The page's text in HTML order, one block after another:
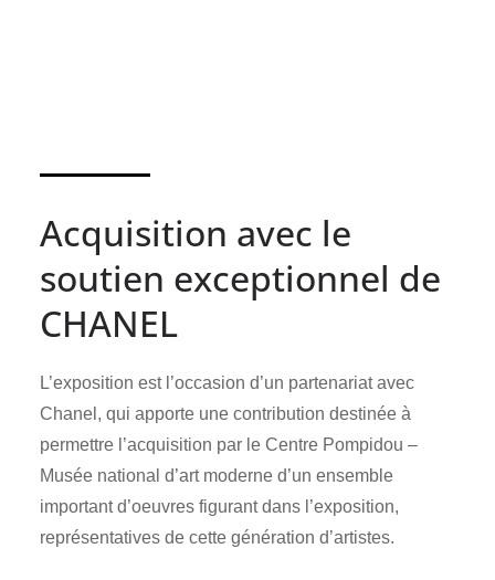
Acquisition avec le
soutien exceptionnel de
CHANEL
L’exposition est l’occasion d’un partenariat avec
Chanel, qui apporte une contribution destinée à
permettre l’acquisition par le Centre Pompidou –
Musée national d’art moderne d’un ensemble
important d’oeuvres figurant dans l’exposition,
représentatives de cette génération d’artistes.